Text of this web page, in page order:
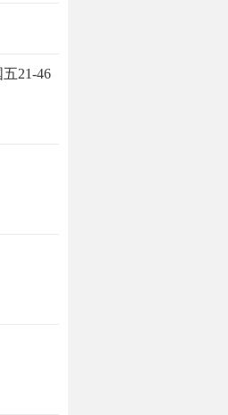
21-46